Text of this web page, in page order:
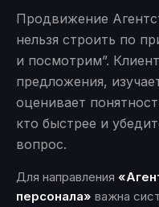
Продвижение
нельзя строить по
и посмотрим”.
предложения,
оценивает
кто быстрее и
вопрос.
Для направления
персонала» важна